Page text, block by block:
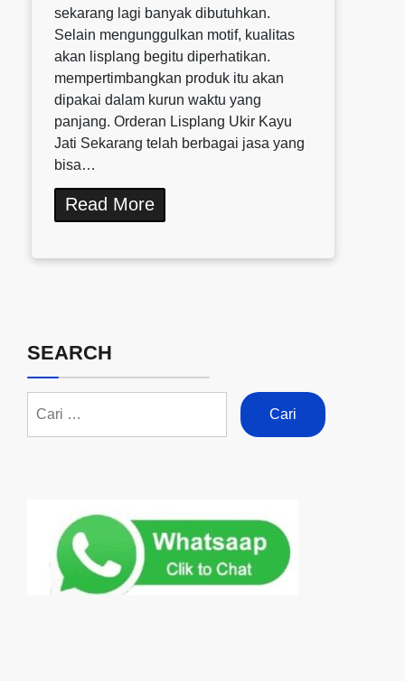
sekarang lagi banyak dibutuhkan.
Selain mengunggulkan motif, kualitas
akan lisplang begitu diperhatikan.
mempertimbangkan produk itu akan
dipakai dalam kurun waktu yang
panjang. Orderan Lisplang Ukir Kayu
Jati Sekarang telah berbagai jasa yang
bisa…
Read More
SEARCH